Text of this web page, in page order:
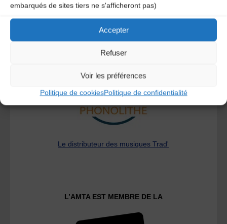
embarqués de sites tiers ne s'afficheront pas)
Accepter
Refuser
Voir les préférences
Politique de cookiesPolitique de confidentialité
A DECOUVRIR :
Le distributeur des musiques Trad'
L’AMTA EST MEMBRE DE LA